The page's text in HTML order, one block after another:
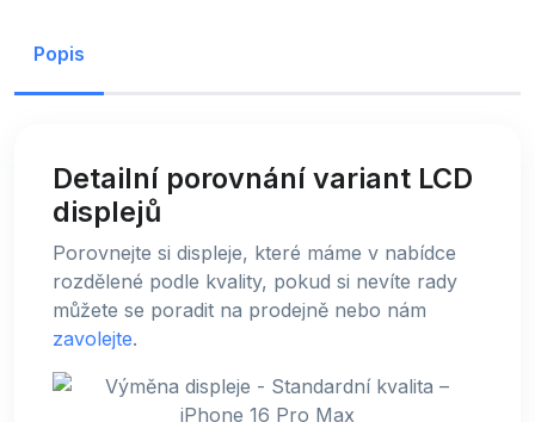
Popis
Detailní porovnání variant LCD
displejů
Porovnejte si displeje, které máme v nabídce
rozdělené podle kvality, pokud si nevíte rady
můžete se poradit na prodejně nebo nám
zavolejte.